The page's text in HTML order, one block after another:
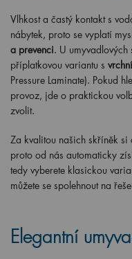
Vlhkost a častý kontakt s
nábytek, proto se vyplatí
a prevenci. U
příplatkovou variantu s
Pressure Laminate). Pokud
provoz, jde o praktickou
zvolit.
Za kvalitou našich skříněk
proto od nás automaticky
tedy vyberete klasickou
můžete se spolehnout na
Elegantní